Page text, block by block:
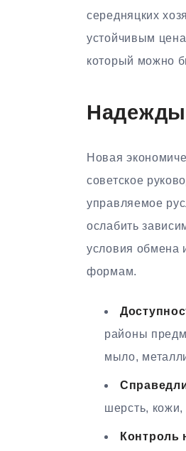
середняцких
устойчивым
который можно
Новая
советское
управляемое
ослабить
условия обмена
формам.
районы
мыло,
шерсть,
Контроль